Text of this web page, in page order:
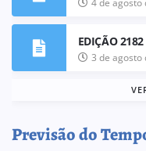
EDIÇÃO
3 de agosto
Previsão do